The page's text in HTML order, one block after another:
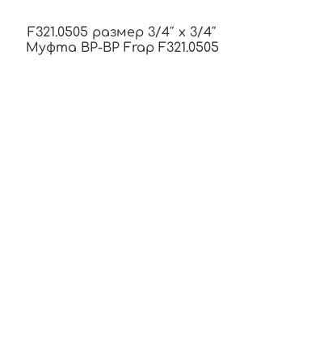
F321.0505 размер 3/4″ x 3/4″
Муфта ВР-ВР Frap F321.0505